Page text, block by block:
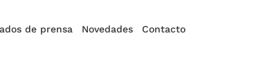
de prensa Novedades Contacto